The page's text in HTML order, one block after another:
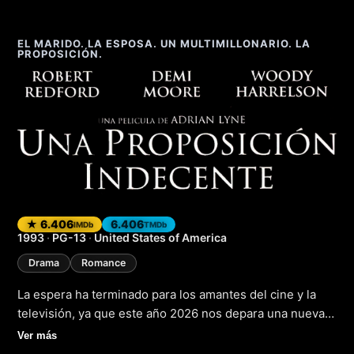
EL MARIDO. LA ESPOSA. UN MULTIMILLONARIO. LA
PROPOSICIÓN.
Una propuesta
★ 6.406IMDb 6.406TMDb
1993 · PG-13 · United States of America
Drama Romance
La espera ha terminado para los amantes del cine y la
televisión, ya que este año 2026 nos depara una nueva
entrega que promete revolucionar la pantalla grande y la
Ver más